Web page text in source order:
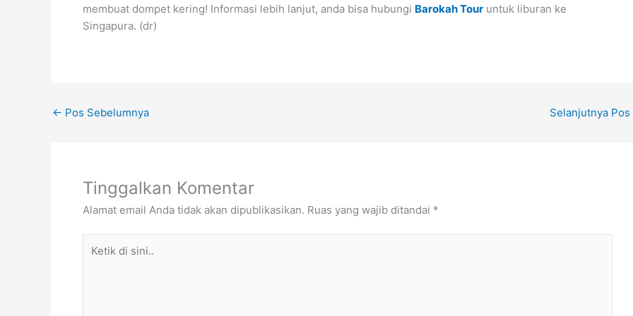
membuat dompet kering! Informasi lebih lanjut, anda bisa hubungi Barokah Tour untuk liburan ke
Singapura. (dr)
← Pos Sebelumnya Selanjutnya Pos
Tinggalkan Komentar
Alamat email Anda tidak akan dipublikasikan. Ruas yang wajib ditandai *